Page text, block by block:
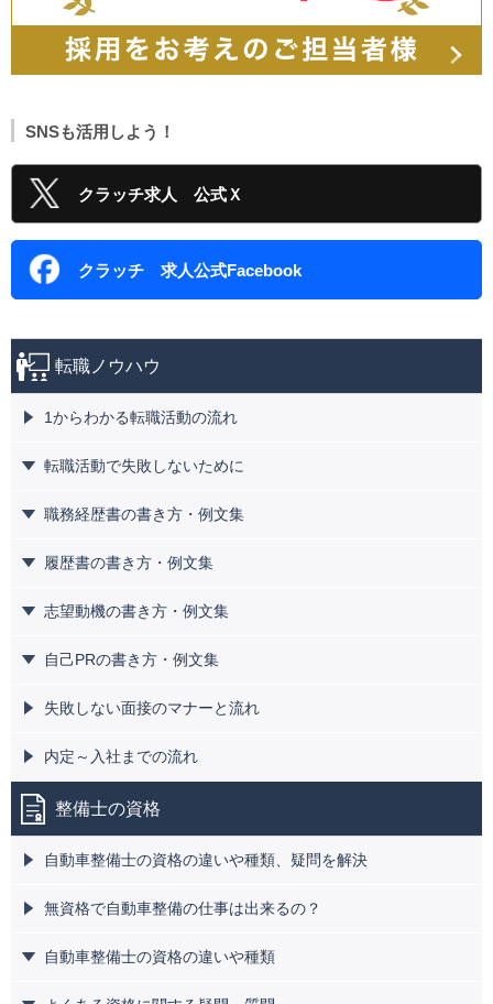
SNSも活用しよう！
クラッチ求人 公式Ｘ
クラッチ 求人公式Facebook
転職ノウハウ
1からわかる転職活動の流れ
転職活動で失敗しないために
職務経歴書の書き方・例文集
履歴書の書き方・例文集
志望動機の書き方・例文集
自己PRの書き方・例文集
失敗しない面接のマナーと流れ
内定～入社までの流れ
整備士の資格
自動車整備士の資格の違いや種類、疑問を解決
無資格で自動車整備の仕事は出来るの？
自動車整備士の資格の違いや種類